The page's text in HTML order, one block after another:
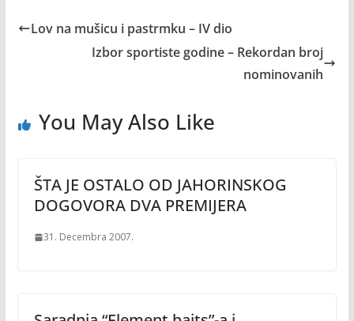
Lov na mušicu i pastrmku – IV dio
Izbor sportiste godine – Rekordan broj
nominovanih
You May Also Like
ŠTA JE OSTALO OD JAHORINSKOG
DOGOVORA DVA PREMIJERA
31. Decembra 2007.